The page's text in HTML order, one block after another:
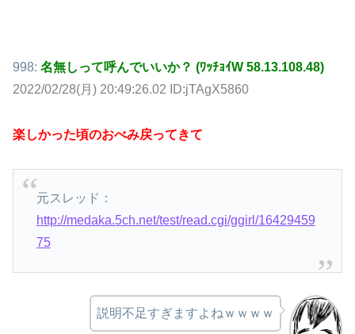
998: 名無しって呼んでいいか？ (ﾜｯﾁｮｲW 58.13.108.48)
2022/02/28(月) 20:49:26.02 ID:jTAgX5860
楽しかった頃のおべみ戻ってきて
元スレッド：
http://medaka.5ch.net/test/read.cgi/ggirl/16429459
75
説明不足すぎますよねｗｗｗｗ